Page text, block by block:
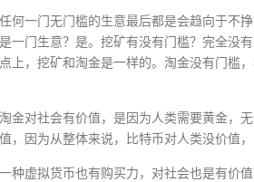
何一门无门槛的生意最后都是会趋向于不
一门生意？是。挖矿有没有门槛？完全没
上，挖矿和淘金是一样的。淘金没有门槛
金对社会有价值，是因为人类需要黄金，
，因为从整体来说，比特币对人类没价值，
种虚拟货币也有购买力，对社会也是有价